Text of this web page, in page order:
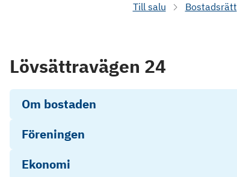
Till salu Bostadsrätt
Lövsättravägen 24
Om bostaden
Föreningen
Ekonomi